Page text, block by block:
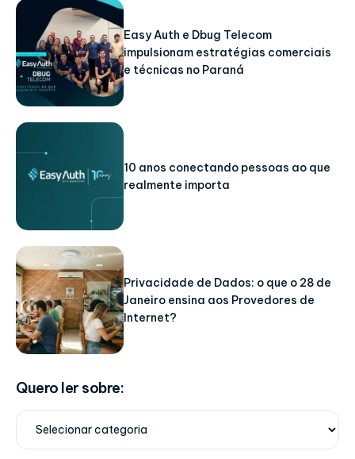
Easy Auth e Dbug Telecom
impulsionam estratégias comerciais
e técnicas no Paraná
10 anos conectando pessoas ao que
realmente importa
Privacidade de Dados: o que o 28 de
Janeiro ensina aos Provedores de
Internet?
Quero ler sobre: